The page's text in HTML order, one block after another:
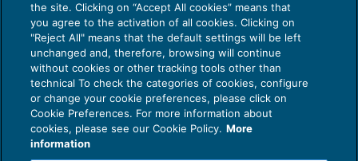
Privacy Policy
Cookie Policy
the site. Clicking on “Accept All cookies” means that
you agree to the activation of all cookies. Clicking on
"Reject All" means that the default settings will be left
unchanged and, therefore, browsing will continue
without cookies or other tracking tools other than
technical To check the categories of cookies, configure
or change your cookie preferences, please click on
Cookie Preferences. For more information about
cookies, please see our Cookie Policy. More
information